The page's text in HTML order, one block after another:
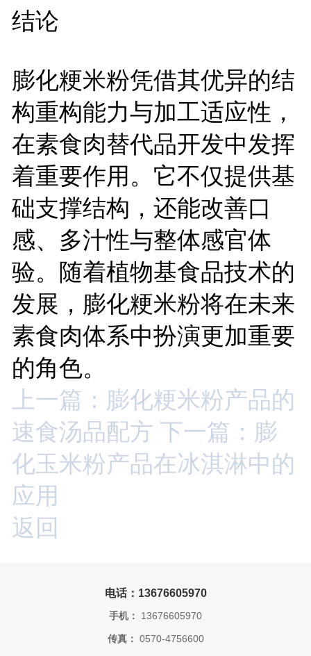
结论
膨化粳米粉凭借其优异的结
构重构能力与加工适应性，
在素食肉替代品开发中发挥
着重要作用。它不仅提供基
础支撑结构，还能改善口
感、多汁性与整体感官体
验。随着植物基食品技术的
发展，膨化粳米粉将在未来
素食肉体系中扮演更加重要
的角色。
上一篇：膨化粳米粉产品的
速食汤品配方 下一篇：膨
化玉米粉产品在冰淇淋中的
应用
返回
电话：13676605970
手机： 13676605970
传真： 0570-4756600